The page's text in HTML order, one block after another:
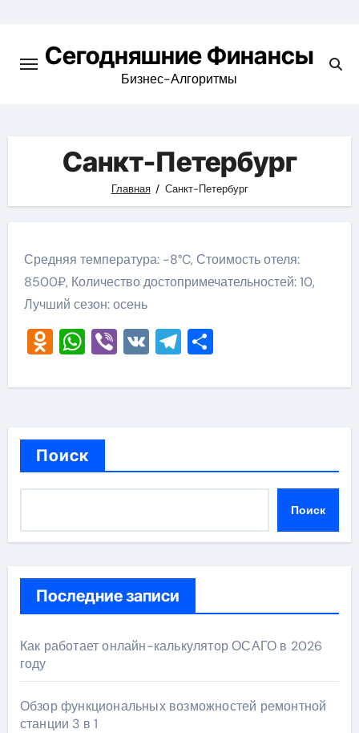
содержимомуСегодняшние Финансы
Бизнес-Алгоритмы
Санкт-Петербург
Главная Санкт-Петербург
Средняя температура: -8°C, Стоимость отеля:
8500₽, Количество достопримечательностей: 10,
Лучший сезон: осень
Odnoklassniki
WhatsApp
Viber
VKTelegram
Отправить
Поиск
Поиск
Последние записи
Как работает онлайн-калькулятор ОСАГО в 2026
году
Обзор функциональных возможностей ремонтной
станции 3 в 1